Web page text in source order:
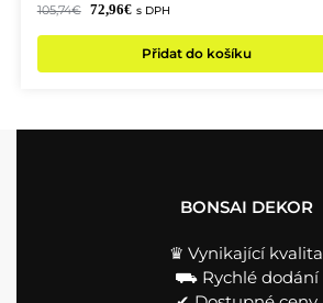
105,74€ 72,96€ s DPH
Přidat do košíku
BONSAI DEKOR
♛ Vynikající kvalita
⛟ Rychlé dodání